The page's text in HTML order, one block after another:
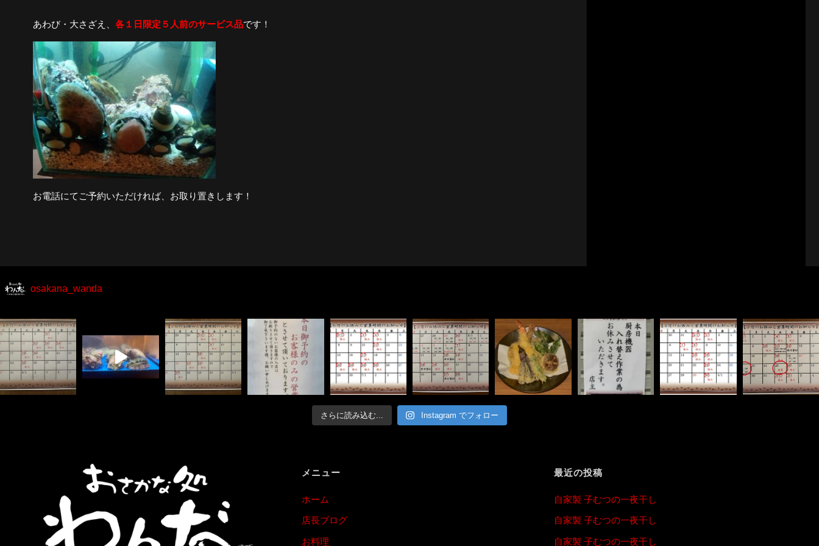
あわび・大さざえ、 各１日限定５人前のサービス品です！
お電話にてご予約いただければ、お取り置きします！
osakana_wanda
さらに読み込む... Instagram でフォロー
メニュー
ホーム
店長ブログ
お料理
最近の投稿
自家製 子むつの一夜干し
自家製 子むつの一夜干し
自家製 子むつの一夜干し